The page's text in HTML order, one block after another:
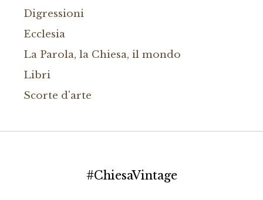
Digressioni
Ecclesia
La Parola, la Chiesa, il mondo
Libri
Scorte d'arte
#ChiesaVintage